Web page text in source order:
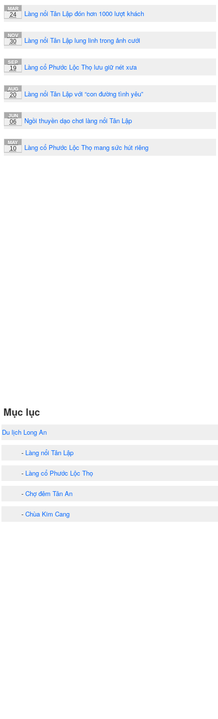
MAR
24 Làng nổi Tân Lập đón hơn 1000 lượt khách
NOV
30 Làng nổi Tân Lập lung linh trong ảnh cưới
SEP
19 Làng cổ Phước Lộc Thọ lưu giữ nét xưa
AUG
20 Làng nổi Tân Lập với “con đường tình yêu”
JUN
06 Ngồi thuyền dạo chơi làng nổi Tân Lập
MAY
10 Làng cổ Phước Lộc Thọ mang sức hút riêng
Mục lục
Du lịch Long An
- Làng nổi Tân Lập
- Làng cổ Phước Lộc Thọ
- Chợ đêm Tân An
- Chùa Kim Cang